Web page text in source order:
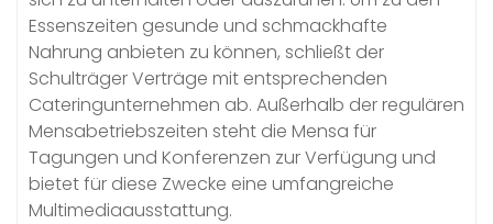
Essenszeiten gesunde und schmackhafte
Nahrung anbieten zu können, schließt der
Schulträger Verträge mit entsprechenden
Cateringunternehmen ab. Außerhalb der regulären
Mensabetriebszeiten steht die Mensa für
Tagungen und Konferenzen zur Verfügung und
bietet für diese Zwecke eine umfangreiche
Multimediaausstattung.